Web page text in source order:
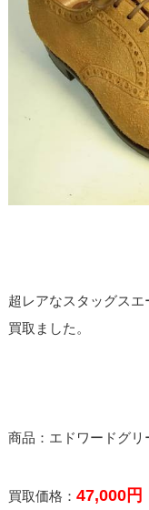
超レアなスタッグス
買取ました。
商品：エドワードグ
買取価格： 47,000円